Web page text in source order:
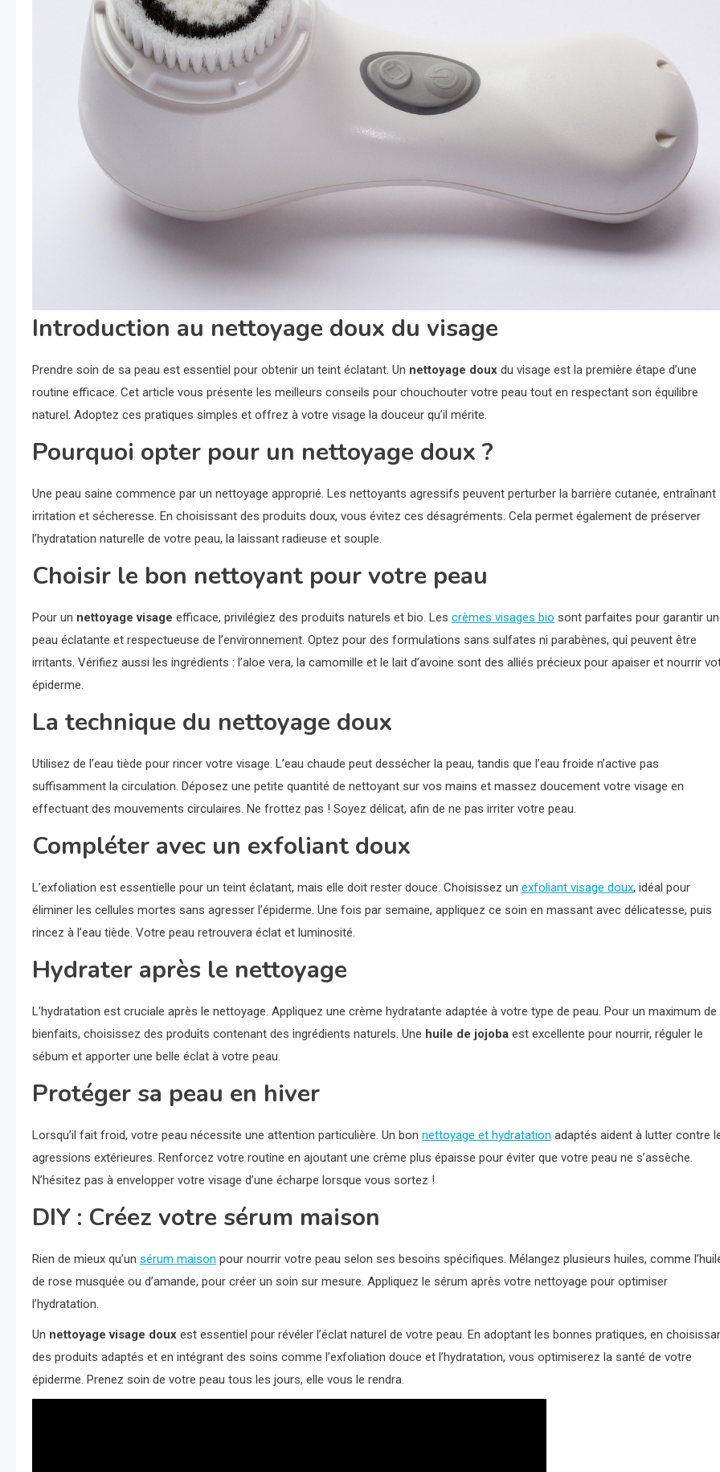
Introduction au nettoyage doux du visage
Prendre soin de sa peau est essentiel pour obtenir un teint éclatant. Un nettoyage doux du visage est la première étape d’une
routine efficace. Cet article vous présente les meilleurs conseils pour chouchouter votre peau tout en respectant son équilibre
naturel. Adoptez ces pratiques simples et offrez à votre visage la douceur qu’il mérite.
Pourquoi opter pour un nettoyage doux ?
Une peau saine commence par un nettoyage approprié. Les nettoyants agressifs peuvent perturber la barrière cutanée, entraînant
irritation et sécheresse. En choisissant des produits doux, vous évitez ces désagréments. Cela permet également de préserver
l’hydratation naturelle de votre peau, la laissant radieuse et souple.
Choisir le bon nettoyant pour votre peau
Pour un nettoyage visage efficace, privilégiez des produits naturels et bio. Les crèmes visages bio sont parfaites pour garantir
peau éclatante et respectueuse de l’environnement. Optez pour des formulations sans sulfates ni parabènes, qui peuvent être
irritants. Vérifiez aussi les ingrédients : l’aloe vera, la camomille et le lait d’avoine sont des alliés précieux pour apaiser et nourrir
épiderme.
La technique du nettoyage doux
Utilisez de l’eau tiède pour rincer votre visage. L’eau chaude peut dessécher la peau, tandis que l’eau froide n’active pas
suffisamment la circulation. Déposez une petite quantité de nettoyant sur vos mains et massez doucement votre visage en
effectuant des mouvements circulaires. Ne frottez pas ! Soyez délicat, afin de ne pas irriter votre peau.
Compléter avec un exfoliant doux
L’exfoliation est essentielle pour un teint éclatant, mais elle doit rester douce. Choisissez un exfoliant visage doux, idéal pour
éliminer les cellules mortes sans agresser l’épiderme. Une fois par semaine, appliquez ce soin en massant avec délicatesse, puis
rincez à l’eau tiède. Votre peau retrouvera éclat et luminosité.
Hydrater après le nettoyage
L’hydratation est cruciale après le nettoyage. Appliquez une crème hydratante adaptée à votre type de peau. Pour un maximum de
bienfaits, choisissez des produits contenant des ingrédients naturels. Une huile de jojoba est excellente pour nourrir, réguler le
sébum et apporter une belle éclat à votre peau.
Protéger sa peau en hiver
Lorsqu’il fait froid, votre peau nécessite une attention particulière. Un bon nettoyage et hydratation adaptés aident à lutter contre
agressions extérieures. Renforcez votre routine en ajoutant une crème plus épaisse pour éviter que votre peau ne s’assèche.
N’hésitez pas à envelopper votre visage d’une écharpe lorsque vous sortez !
DIY : Créez votre sérum maison
Rien de mieux qu’un sérum maison pour nourrir votre peau selon ses besoins spécifiques. Mélangez plusieurs huiles, comme
de rose musquée ou d’amande, pour créer un soin sur mesure. Appliquez le sérum après votre nettoyage pour optimiser
l’hydratation.
Un nettoyage visage doux est essentiel pour révéler l’éclat naturel de votre peau. En adoptant les bonnes pratiques, en
des produits adaptés et en intégrant des soins comme l’exfoliation douce et l’hydratation, vous optimiserez la santé de votre
épiderme. Prenez soin de votre peau tous les jours, elle vous le rendra.